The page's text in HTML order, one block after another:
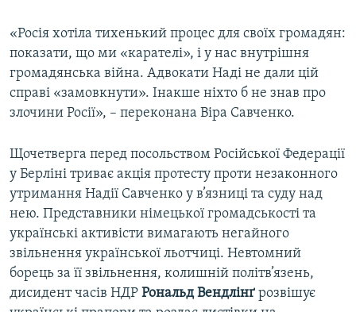
«Росія хотіла тихенький процес для своїх громадян:
показати, що ми «карателі», і у нас внутрішня
громадянська війна. Адвокати Наді не дали цій
справі «замовкнути». Інакше ніхто б не знав про
злочини Росії», – переконана Віра Савченко.
Щочетверга перед посольством Російської Федерації
у Берліні триває акція протесту проти незаконного
утримання Надії Савченко у в’язниці та суду над
нею. Представники німецької громадськості та
українські активісти вимагають негайного
звільнення української льотчиці. Невтомний
борець за її звільнення, колишній політв’язень,
дисидент часів НДР Рональд Вендлінґ розвішує